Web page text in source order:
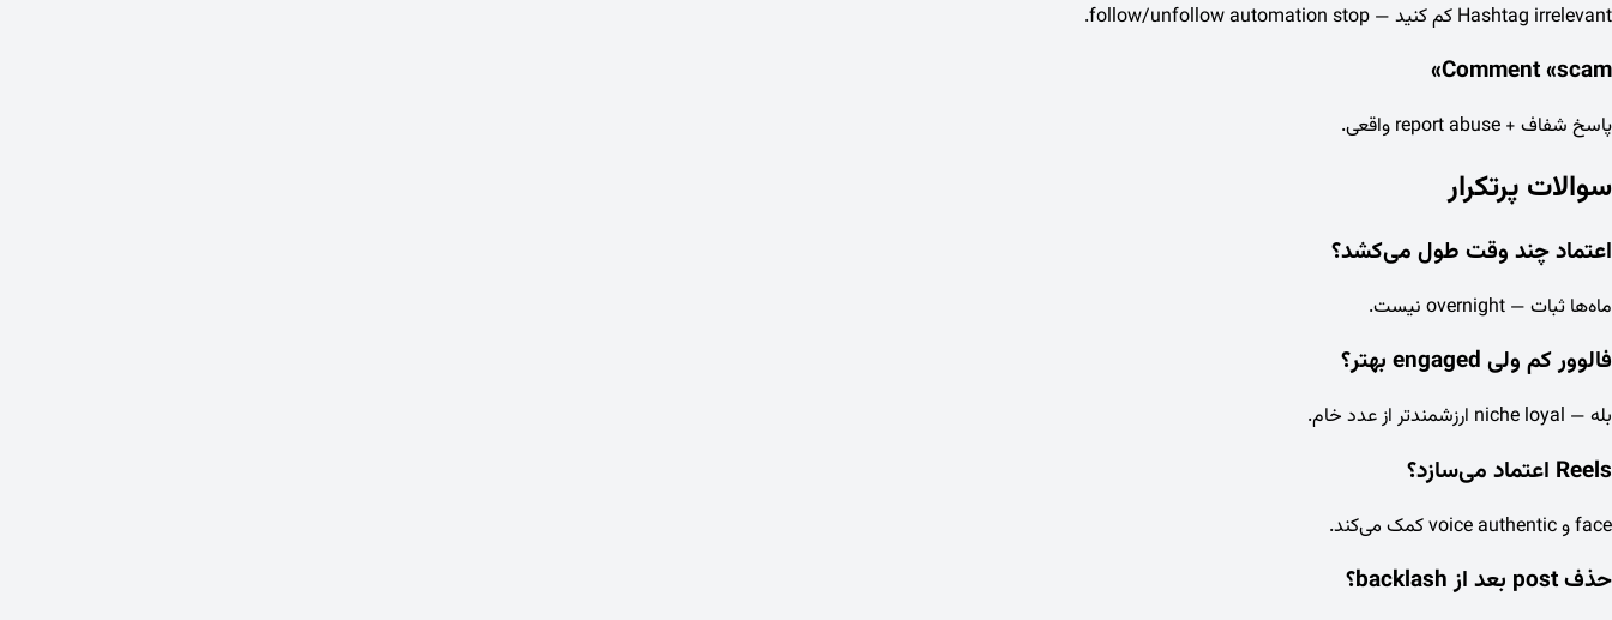
Hashtag irrelevant کم کنید — follow/unfollow automation stop.
Comment «scam»
پاسخ شفاف + report abuse واقعی.
سوالات پرتکرار
اعتماد چند وقت طول می‌کشد؟
ماه‌ها ثبات — overnight نیست.
فالوور کم ولی engaged بهتر؟
بله — niche loyal ارزشمندتر از عدد خام.
Reels اعتماد می‌سازد؟
face و voice authentic کمک می‌کند.
حذف post بعد از backlash؟